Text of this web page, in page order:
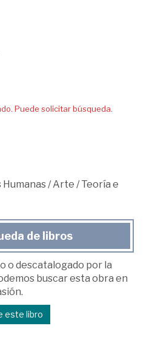
Puede solicitar búsqueda.
Humanas/Arte /Teoría e
de libros
o descatalogado por la
buscar esta obra en
este libro